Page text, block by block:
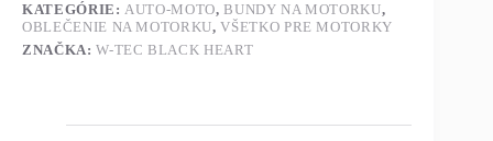
KATEGÓRIE:AUTO-MOTO,BUNDY NA MOTORKU,
OBLEČENIE NA MOTORKU,VŠETKO PRE MOTORKY
ZNAČKA:W-TEC BLACK HEART